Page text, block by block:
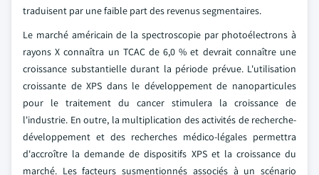
traduisent par une faible part des revenus segmentaires.
Le marché américain de la spectroscopie par photoélectrons à
rayons X connaîtra un TCAC de 6,0 % et devrait connaître une
croissance substantielle durant la période prévue. L'utilisation
croissante de XPS dans le développement de nanoparticules
pour le traitement du cancer stimulera la croissance de
l'industrie. En outre, la multiplication des activités de recherche-
développement et des recherches médico-légales permettra
d'accroître la demande de dispositifs XPS et la croissance du
marché. Les facteurs susmentionnés associés à un scénario